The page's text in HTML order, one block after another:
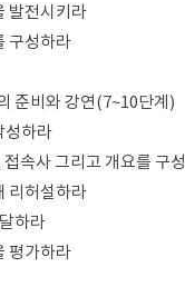
발전시키라
구성하라
준비와 강연(7~10단계)
성하라
속사 그리고 개요를 구
리허설하라
하라
평가하라